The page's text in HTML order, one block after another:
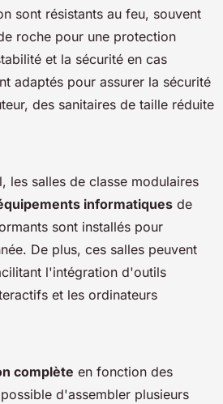
sont résistants au feu, souvent
roche pour une protection
et la sécurité en cas
adaptés pour assurer la sécurité
des sanitaires de taille réduite
les salles de classe modulaires
informatiques de
sont installés pour
De plus, ces salles peuvent
l'intégration d'outils
et les ordinateurs
complète en fonction des
d'assembler plusieurs